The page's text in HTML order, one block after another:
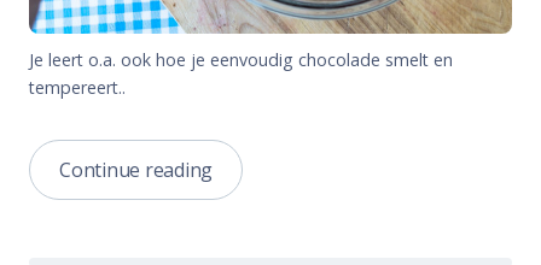
Je leert o.a. ook hoe je eenvoudig chocolade smelt en
tempereert..
Continue reading“‘Do
it